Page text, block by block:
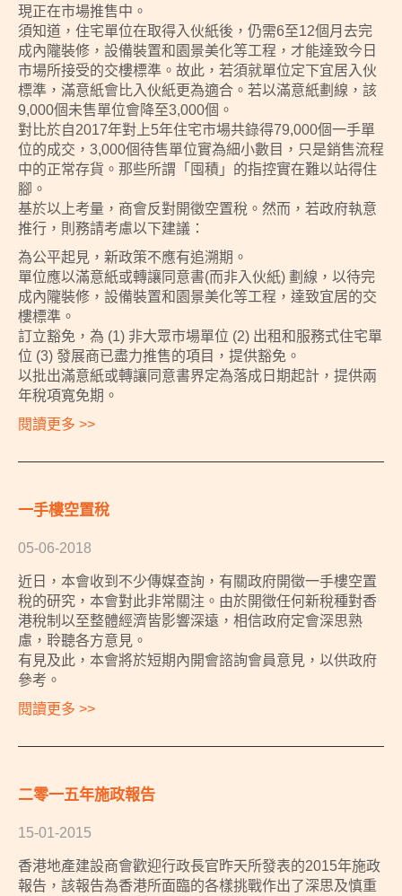
現正在市場推售中。
須知道，住宅單位在取得入伙紙後，仍需6至12個月去完
成內隴裝修，設備裝置和園景美化等工程，才能達致今日
市場所接受的交樓標準。故此，若須就單位定下宜居入伙
標準，滿意紙會比入伙紙更為適合。若以滿意紙劃線，該
9,000個未售單位會降至3,000個。
對比於自2017年對上5年住宅市場共錄得79,000個一手單
位的成交，3,000個待售單位實為細小數目，只是銷售流程
中的正常存貨。那些所謂「囤積」的指控實在難以站得住
腳。
基於以上考量，商會反對開徵空置稅。然而，若政府執意
推行，則務請考慮以下建議：
為公平起見，新政策不應有追溯期。
單位應以滿意紙或轉讓同意書(而非入伙紙) 劃線，以待完
成內隴裝修，設備裝置和園景美化等工程，達致宜居的交
樓標準。
訂立豁免，為 (1) 非大眾市場單位 (2) 出租和服務式住宅單
位 (3) 發展商已盡力推售的項目，提供豁免。
以批出滿意紙或轉讓同意書界定為落成日期起計，提供兩
年稅項寬免期。
閱讀更多 >>
一手樓空置稅
05-06-2018
近日，本會收到不少傳媒查詢，有關政府開徵一手樓空置
稅的研究，本會對此非常關注。由於開徵任何新稅種對香
港稅制以至整體經濟皆影響深遠，相信政府定會深思熟
慮，聆聽各方意見。
有見及此，本會將於短期內開會諮詢會員意見，以供政府
參考。
閱讀更多 >>
二零一五年施政報告
15-01-2015
香港地產建設商會歡迎行政長官昨天所發表的2015年施政
報告，該報告為香港所面臨的各樣挑戰作出了深思及慎重